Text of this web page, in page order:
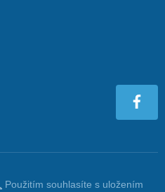
Použitím souhlasíte s uložením